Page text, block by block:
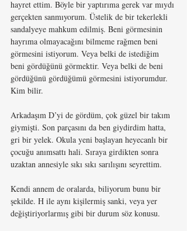
hayret ettim. Böyle bir yaptırıma gerek var mıydı
gerçekten sanmıyorum. Üstelik de bir tekerlekli
sandalyeye mahkum edilmiş. Beni görmesinin
hayrıma olmayacağını bilmeme rağmen beni
görmesini istiyorum. Veya belki de istediğim
beni gördüğünü görmektir. Veya belki de beni
gördüğünü gördüğümü görmesini istiyorumdur.
Kim bilir.
Arkadaşım D’yi de gördüm, çok güzel bir takım
giymişti. Son parçasını da ben giydirdim hatta,
gri bir yelek. Okula yeni başlayan heyecanlı bir
çocuğu anımsattı hali. Sıraya girdikten sonra
uzaktan annesiyle sıkı sıkı sarılışını seyrettim.
Kendi annem de oralarda, biliyorum bunu bir
şekilde. H ile aynı kişilermiş sanki, veya yer
değiştiriyorlarmış gibi bir durum söz konusu.